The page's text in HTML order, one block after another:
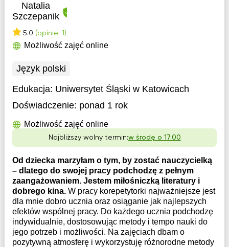
Natalia
Szczepanik
5.0 (opinie: 1)
Możliwość zajęć online
Język polski
Edukacja: Uniwersytet Śląski w Katowicach
Doświadczenie: ponad 1 rok
Możliwość zajęć online
Najbliższy wolny termin:w środę o 17:00
Od dziecka marzyłam o tym, by zostać nauczycielką
– dlatego do swojej pracy podchodzę z pełnym
zaangażowaniem. Jestem miłośniczką literatury i
dobrego kina. W pracy korepetytorki najważniejsze jest
dla mnie dobro ucznia oraz osiąganie jak najlepszych
efektów wspólnej pracy. Do każdego ucznia podchodzę
indywidualnie, dostosowując metody i tempo nauki do
jego potrzeb i możliwości. Na zajęciach dbam o
pozytywną atmosferę i wykorzystuję różnorodne metody